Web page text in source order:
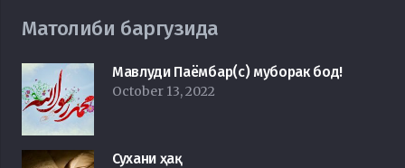
Матолиби баргузида
Мавлуди Паёмбар(с) муборак бод!
October 13, 2022
Сухани ҳақ